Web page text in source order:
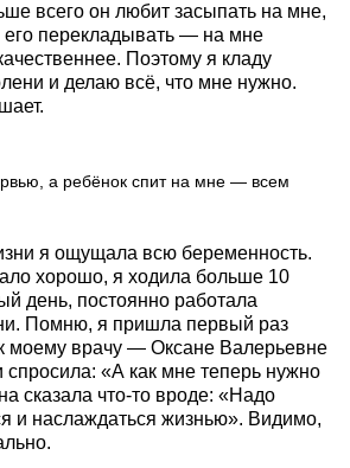
всего он любит засыпать на мне,
его перекладывать — на мне
Поэтому я кладу
и делаю всё, что мне нужно.
а ребёнок спит на мне — всем
я ощущала всю беременность.
хорошо, я ходила больше 10
день, постоянно работала
Помню, я пришла первый раз
моему врачу — Оксане Валерьевне
«А как мне теперь нужно
сказала что-то вроде: «Надо
и наслаждаться жизнью». Видимо,